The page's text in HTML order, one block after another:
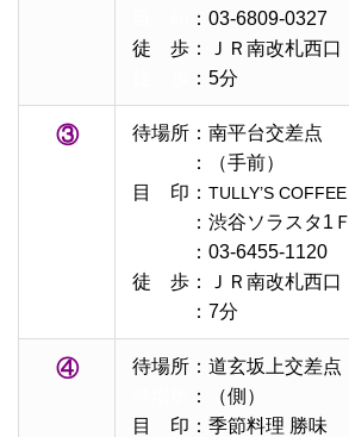
：03-6809-0327
徒 歩：ＪＲ南改札西口
：5分
③
待場所：南平台交差点
：（手前）
目 印：TULLY’S COFFEE
：渋谷ソラスタ1Ｆ
：03-6455-1120
徒 歩：ＪＲ南改札西口
：7分
④
待場所：道玄坂上交差点
：（側）
目 印：季節料理 勝味